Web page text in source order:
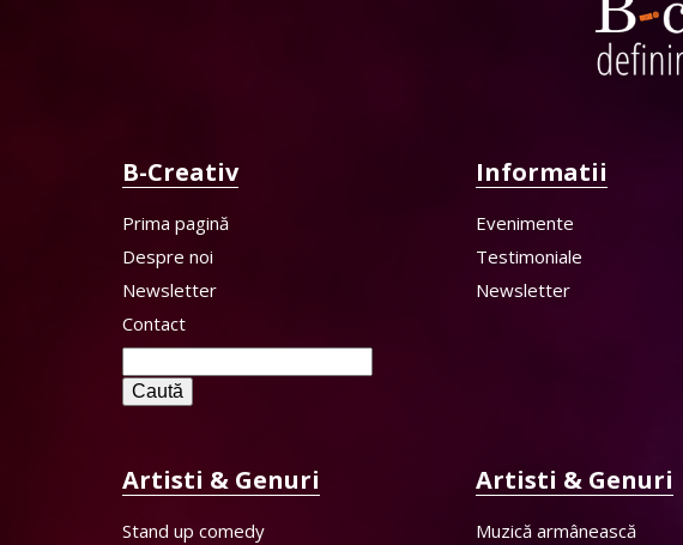
B-Creativ
Prima pagină
Despre noi
Newsletter
Contact
după:
Informatii
Evenimente
Testimoniale
Newsletter
Artisti & Genuri
Stand up comedy
Artisti & Genuri
Muzică armânească